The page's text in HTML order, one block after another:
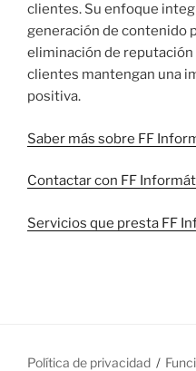
clientes. Su enfoque
generación de contenido
eliminación de reputación
clientes mantengan una
positiva.
Saber más sobre FF
Contactar con FF
Servicios que presta FF
Política de privacidad